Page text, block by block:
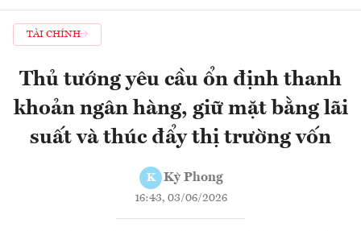
TÀI CHÍNH
Thủ tướng yêu cầu ổn định thanh
khoản ngân hàng, giữ mặt bằng lãi
suất và thúc đẩy thị trường vốn
K Kỳ Phong
16:43, 03/06/2026